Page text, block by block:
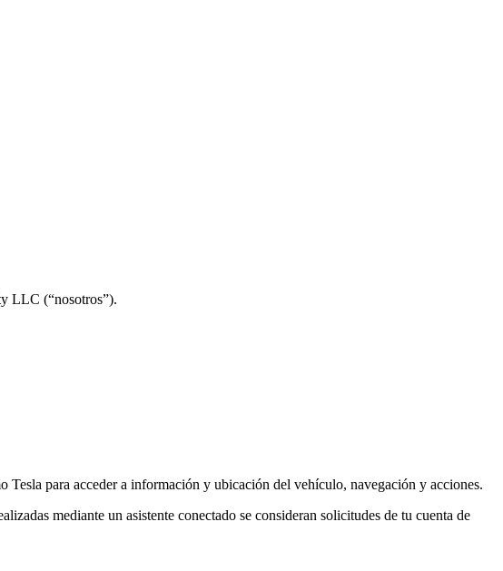
LLC (“nosotros”).
Tesla para acceder a información y ubicación del vehículo, navegación y acciones.
mediante un asistente conectado se consideran solicitudes de tu cuenta de